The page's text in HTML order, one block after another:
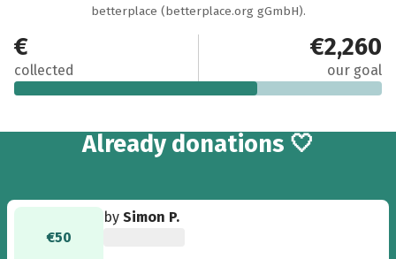
betterplace (betterplace.org gGmbH).
€1,483
collected
€2,260
our goal
Already 25
donations 🤍
€50
bySimon P.